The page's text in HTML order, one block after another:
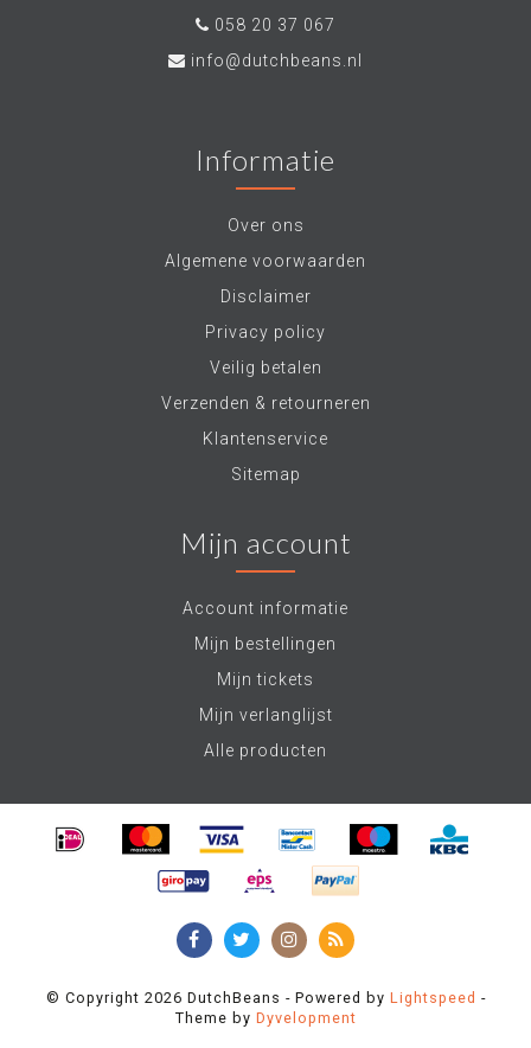
058 20 37 067
info@dutchbeans.nl
Informatie
Over ons
Algemene voorwaarden
Disclaimer
Privacy policy
Veilig betalen
Verzenden & retourneren
Klantenservice
Sitemap
Mijn account
Account informatie
Mijn bestellingen
Mijn tickets
Mijn verlanglijst
Alle producten
© Copyright 2026 DutchBeans - Powered by Lightspeed -
Theme by Dyvelopment